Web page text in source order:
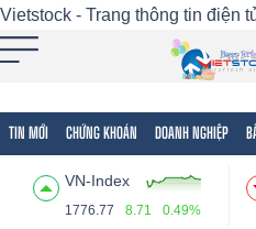
Vietstock - Trang thông tin điện
TIN MỚI CHỨNG KHOÁN DOANH NGHIỆP
VN-Index
1776.77 8.71 0.49%
Tất cả Tính năng
Tính